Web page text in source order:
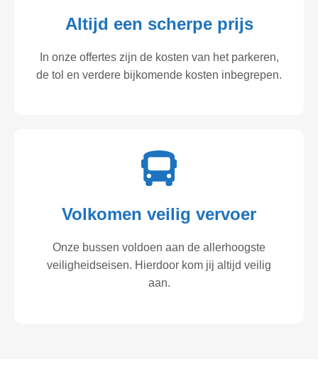
Altijd een scherpe prijs
In onze offertes zijn de kosten van het parkeren,
de tol en verdere bijkomende kosten inbegrepen.
Volkomen veilig vervoer
Onze bussen voldoen aan de allerhoogste
veiligheidseisen. Hierdoor kom jij altijd veilig
aan.